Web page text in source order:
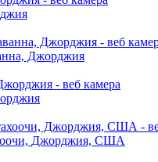
Джорджия
Джорджия, США